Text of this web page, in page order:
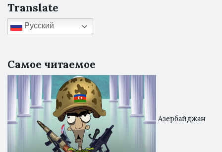
Translate
Русский
Самое читаемое
Азербайджан